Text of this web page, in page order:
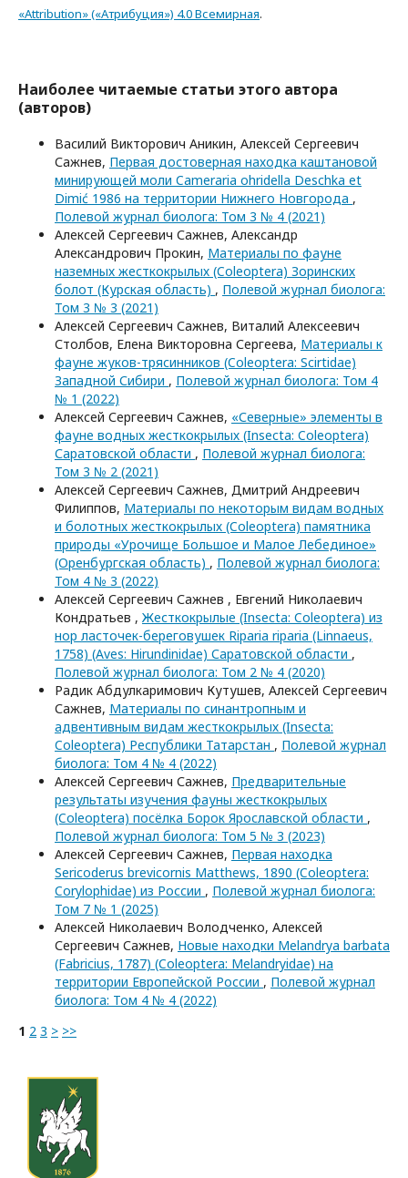
«Attribution» («Атрибуция») 4.0 Всемирная.
Наиболее читаемые статьи этого автора
(авторов)
Василий Викторович Аникин, Алексей Сергеевич
Сажнев, Первая достоверная находка каштановой
минирующей моли Cameraria ohridella Deschka et
Dimić 1986 на территории Нижнего Новгорода ,
Полевой журнал биолога: Том 3 № 4 (2021)
Алексей Сергеевич Сажнев, Александр
Александрович Прокин, Материалы по фауне
наземных жесткокрылых (Coleoptera) Зоринских
болот (Курская область) , Полевой журнал биолога:
Том 3 № 3 (2021)
Алексей Сергеевич Сажнев, Виталий Алексеевич
Столбов, Елена Викторовна Сергеева, Материалы к
фауне жуков-трясинников (Coleoptera: Scirtidae)
Западной Сибири , Полевой журнал биолога: Том 4
№ 1 (2022)
Алексей Сергеевич Сажнев, «Северные» элементы в
фауне водных жесткокрылых (Insecta: Coleoptera)
Саратовской области , Полевой журнал биолога:
Том 3 № 2 (2021)
Алексей Сергеевич Сажнев, Дмитрий Андреевич
Филиппов, Материалы по некоторым видам водных
и болотных жесткокрылых (Coleoptera) памятника
природы «Урочище Большое и Малое Лебединое»
(Оренбургская область) , Полевой журнал биолога:
Том 4 № 3 (2022)
Алексей Сергеевич Сажнев , Евгений Николаевич
Кондратьев , Жесткокрылые (Insecta: Coleoptera) из
нор ласточек-береговушек Riparia riparia (Linnaeus,
1758) (Aves: Hirundinidae) Саратовской области ,
Полевой журнал биолога: Том 2 № 4 (2020)
Радик Абдулкаримович Кутушев, Алексей Сергеевич
Сажнев, Материалы по синантропным и
адвентивным видам жесткокрылых (Insecta:
Coleoptera) Республики Татарстан , Полевой журнал
биолога: Том 4 № 4 (2022)
Алексей Сергеевич Сажнев, Предварительные
результаты изучения фауны жесткокрылых
(Coleoptera) посёлка Борок Ярославской области ,
Полевой журнал биолога: Том 5 № 3 (2023)
Алексей Сергеевич Сажнев, Первая находка
Sericoderus brevicornis Matthews, 1890 (Coleoptera:
Corylophidae) из России , Полевой журнал биолога:
Том 7 № 1 (2025)
Алексей Николаевич Володченко, Алексей
Сергеевич Сажнев, Новые находки Melandrya barbata
(Fabricius, 1787) (Coleoptera: Melandryidae) на
территории Европейской России , Полевой журнал
биолога: Том 4 № 4 (2022)
1 2 3 > >>